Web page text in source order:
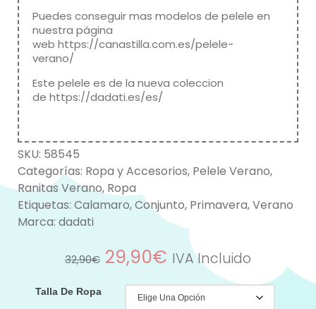
Puedes conseguir mas modelos de pelele en
nuestra página
web https://canastilla.com.es/pelele-
verano/
Este pelele es de la nueva coleccion
de https://dadati.es/es/
SKU: 58545
Categorías: Ropa y Accesorios, Pelele Verano,
Ranitas Verano, Ropa
Etiquetas: Calamaro,Conjunto, Primavera,Verano
Marca: dadati
32,90€ 29,90€ IVA Incluido
Talla De Ropa